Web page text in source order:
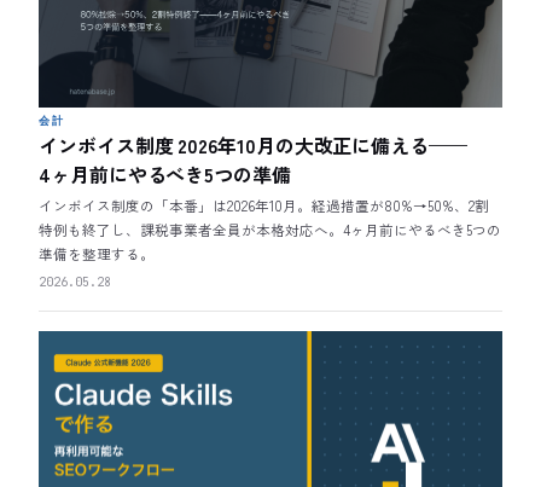
会計
インボイス制度 2026年10月の大改正に備える——
4ヶ月前にやるべき5つの準備
インボイス制度の「本番」は2026年10月。経過措置が80%→50%、2割
特例も終了し、課税事業者全員が本格対応へ。4ヶ月前にやるべき5つの
準備を整理する。
2026.05.28